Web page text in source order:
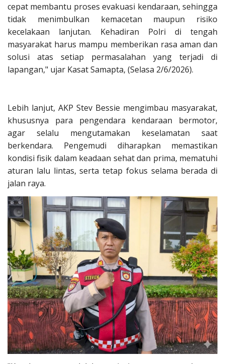
cepat membantu proses evakuasi kendaraan, sehingga
tidak menimbulkan kemacetan maupun risiko
kecelakaan lanjutan. Kehadiran Polri di tengah
masyarakat harus mampu memberikan rasa aman dan
solusi atas setiap permasalahan yang terjadi di
lapangan," ujar Kasat Samapta, (Selasa 2/6/2026).
Lebih lanjut, AKP Stev Bessie mengimbau masyarakat,
khususnya para pengendara kendaraan bermotor,
agar selalu mengutamakan keselamatan saat
berkendara. Pengemudi diharapkan memastikan
kondisi fisik dalam keadaan sehat dan prima, mematuhi
aturan lalu lintas, serta tetap fokus selama berada di
jalan raya.